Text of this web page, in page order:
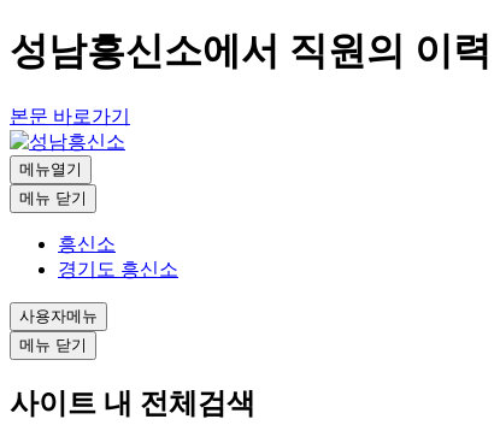
성남흥신소에서 직원의 이
본문 바로가기
메뉴열기
메뉴 닫기
흥신소
경기도 흥신소
사용자메뉴
메뉴 닫기
사이트 내 전체검색